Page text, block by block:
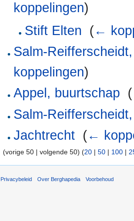
koppelingen)
Stift Elten (←
Salm-
koppelingen)
Appel, buurtschap (
Salm-
Jachtrecht (←
(vorige 50 | volgende 50) (20 | 50 | 100 |
Privacybeleid Over Berghapedia Voorbehoud